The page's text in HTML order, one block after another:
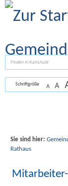
Zum Inhalt
Schriftgröße A A
Sie sind hier:
Rathaus